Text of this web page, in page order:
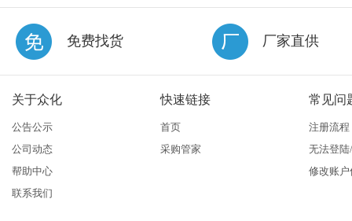
免费找货 厂家直供
关于众化
公告公示
公司动态
帮助中心
联系我们
快速链接
首页
采购管家
常见问
注册流程
无法登
修改账户